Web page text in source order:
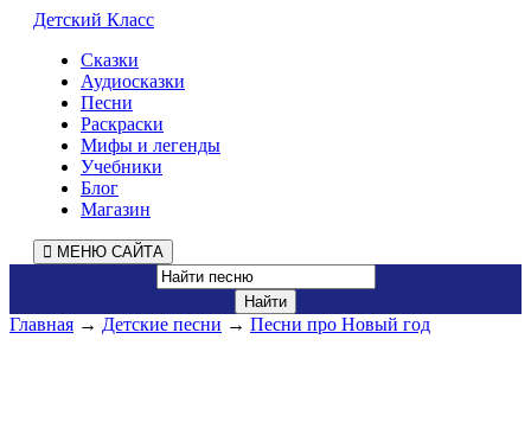
Детский Класс
Сказки
Аудиосказки
Песни
Раскраски
Мифы и легенды
Учебники
Блог
Магазин
МЕНЮ САЙТА
Главная → Детские песни → Песни про Новый год